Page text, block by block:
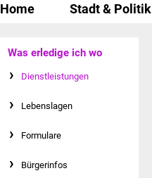
Home Stadt & Politik
Was erledige ich wo
Dienstleistungen
Lebenslagen
Formulare
Bürgerinfos